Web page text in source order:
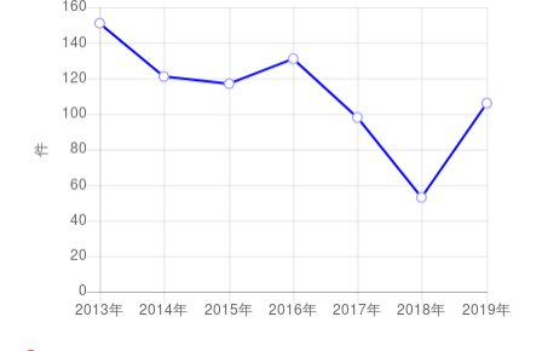
大字発地
500万円
大字発地
軽井沢
徒歩1時
大字発地
徒歩1時間
大字発地
大字発地
540万円 軽井沢
徒歩1時間